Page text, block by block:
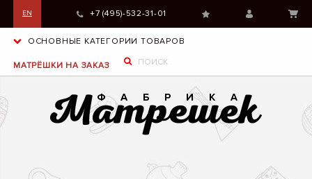
EN +7 (495)-532-31-01
ОСНОВНЫЕ КАТЕГОРИИ ТОВАРОВ
МАТРЁШКИ НА ЗАКАЗ